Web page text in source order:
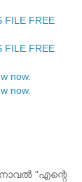
FILE FREE
FILE FREE
now.
now.
"എന്റെ